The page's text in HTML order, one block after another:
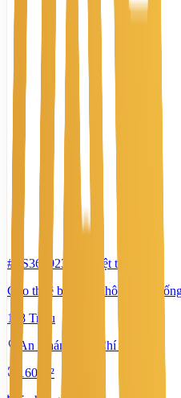
#TS36092345
Biệt thự
Cho thuê biệt thự không gian
118 Triệu
An Khánh, Hồ Chí Minh
160 m²